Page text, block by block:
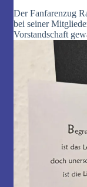
Der Fanfarenzug
bei seiner
Vorstandschaft